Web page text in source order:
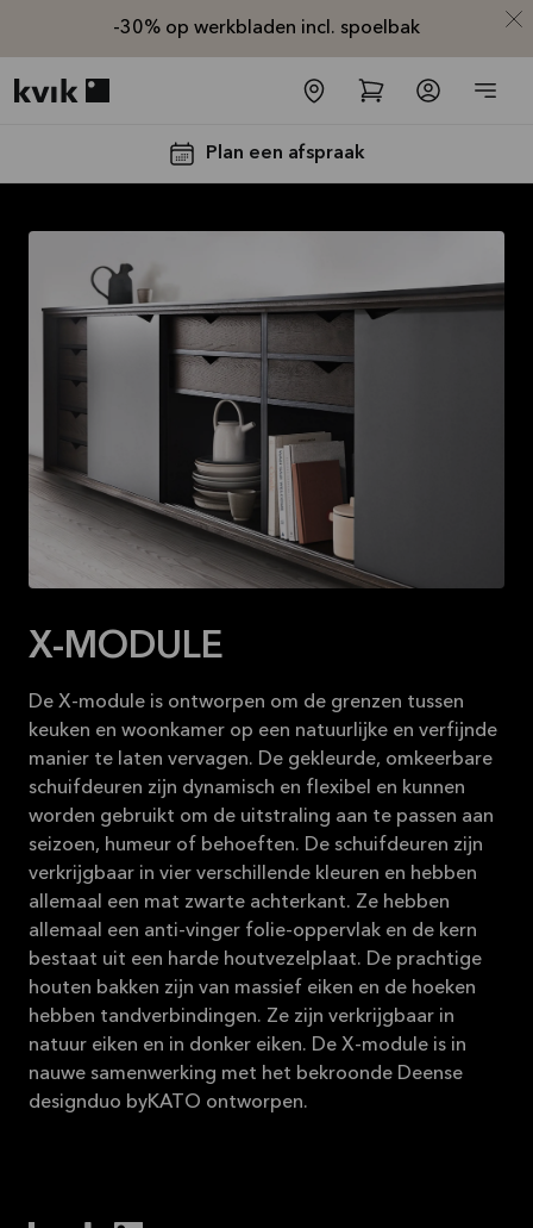
-30% op werkbladen incl. spoelbak
Plan een afspraak
-30% op alle
werkbladen
incl. spoelbak
en kraan*
Aanbieding is geldig tot
16-08-2026
X-MODULE
De X-module is ontworpen om de grenzen tussen
keuken en woonkamer op een natuurlijke en verfijnde
manier te laten vervagen. De gekleurde, omkeerbare
schuifdeuren zijn dynamisch en flexibel en kunnen
worden gebruikt om de uitstraling aan te passen aan
seizoen, humeur of behoeften. De schuifdeuren zijn
verkrijgbaar in vier verschillende kleuren en hebben
allemaal een mat zwarte achterkant. Ze hebben
allemaal een anti-vinger folie-oppervlak en de kern
bestaat uit een harde houtvezelplaat. De prachtige
houten bakken zijn van massief eiken en de hoeken
hebben tandverbindingen. Ze zijn verkrijgbaar in
natuur eiken en in donker eiken. De X-module is in
nauwe samenwerking met het bekroonde Deense
designduo byKATO ontworpen.